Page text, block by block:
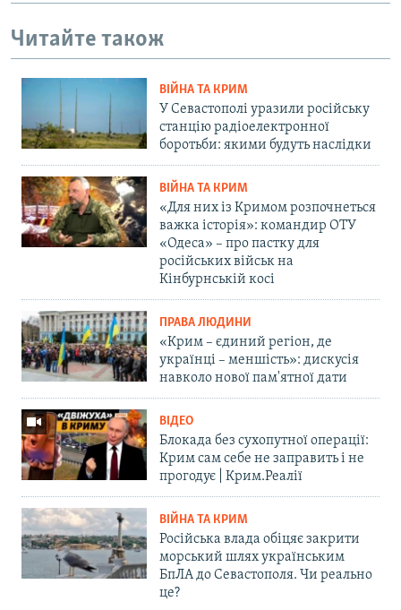
Читайте також
ВІЙНА ТА КРИМ
У Севастополі уразили російську
станцію радіоелектронної
боротьби: якими будуть наслідки
ВІЙНА ТА КРИМ
«Для них із Кримом розпочнеться
важка історія»: командир ОТУ
«Одеса» – про пастку для
російських військ на
Кінбурнській косі
ПРАВА ЛЮДИНИ
«Крим – єдиний регіон, де
українці – меншість»: дискусія
навколо нової пам'ятної дати
ВІДЕО
Блокада без сухопутної операції:
Крим сам себе не заправить і не
прогодує | Крим.Реалії
ВІЙНА ТА КРИМ
Російська влада обіцяє закрити
морський шлях українським
БпЛА до Севастополя. Чи реально
це?